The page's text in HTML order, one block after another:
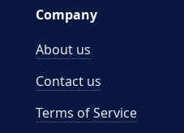
Company
About us
Contact us
Terms of Service